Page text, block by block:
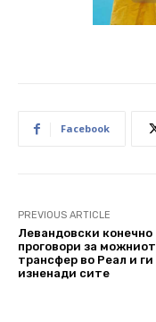
Facebook
PREVIOUS ARTICLE
Левандовски конечно
проговори за можниот
трансфер во Реал и ги
изненади сите